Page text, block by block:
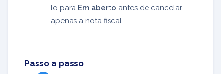
lo para Em aberto antes de cancelar
apenas a nota fiscal.
Passo a passo